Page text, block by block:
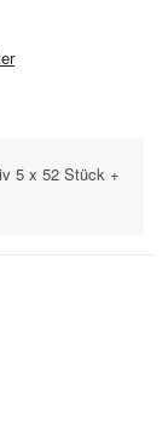
5 x 52 Stück +